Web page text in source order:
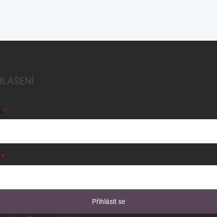
Přihlásit se